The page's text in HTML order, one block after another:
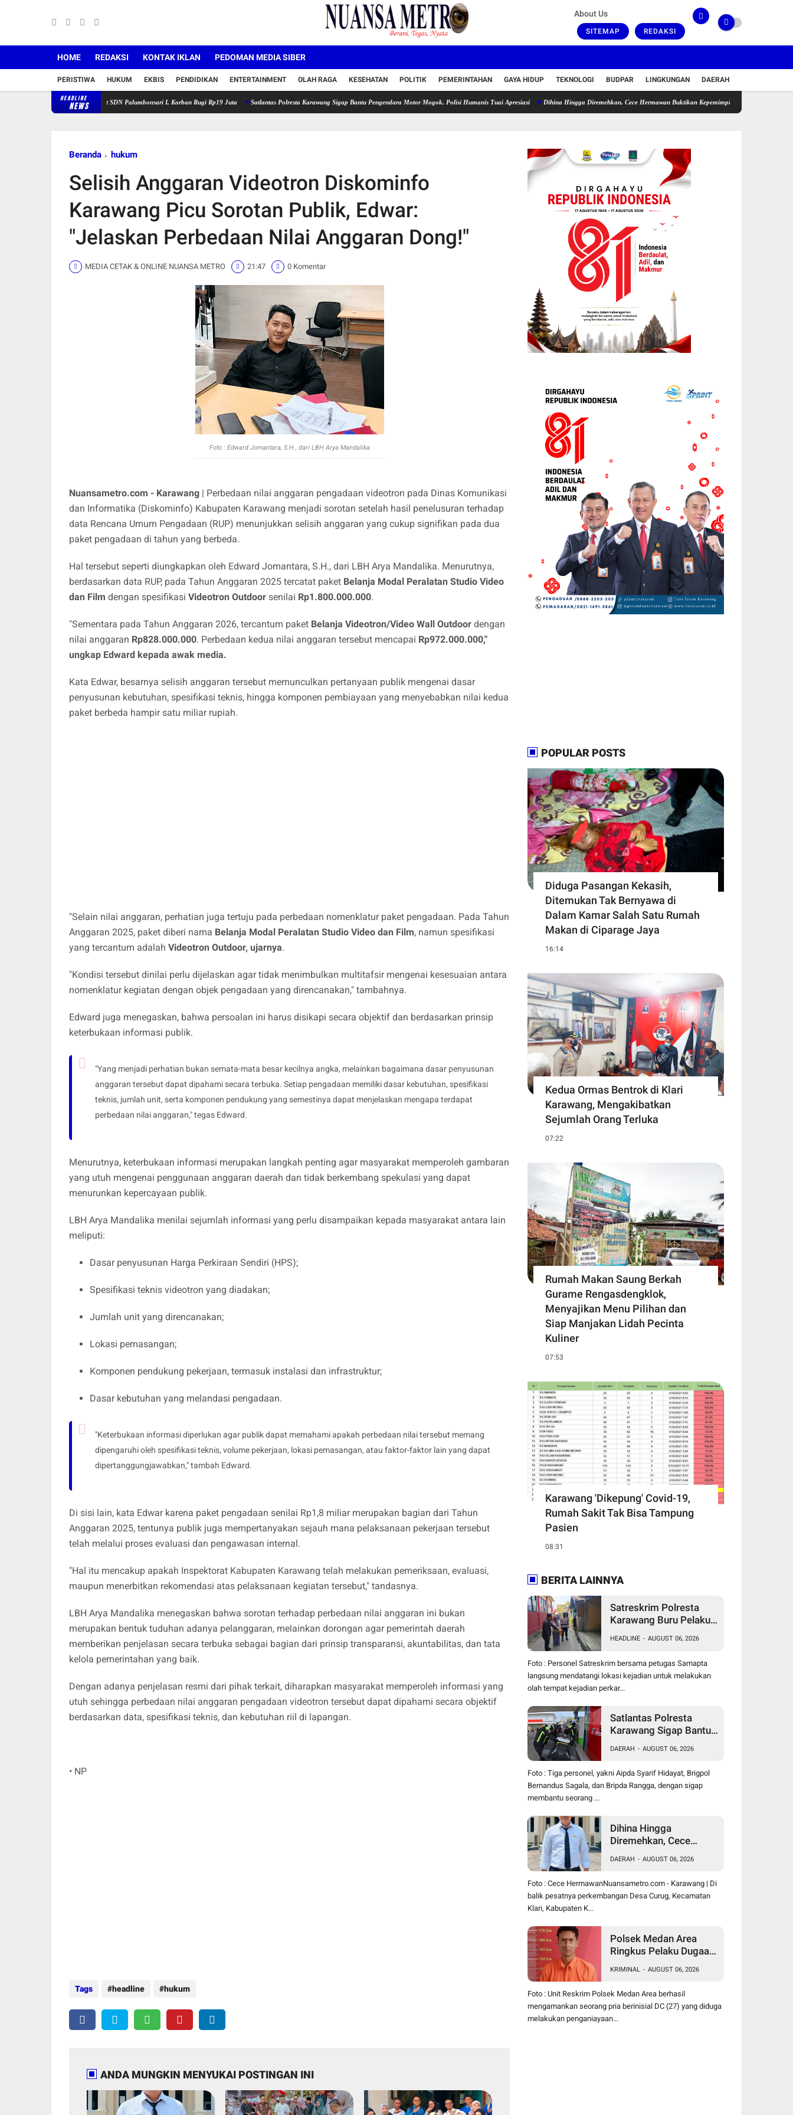
About Us
SITEMAP REDAKSI
HOME REDAKSI KONTAK IKLAN PEDOMAN MEDIA SIBER
PERISTIWA HUKUM EKBIS PENDIDIKAN ENTERTAINMENT OLAH RAGA KESEHATAN POLITIK PEMERINTAHAN GAYA HIDUP TEKNOLOGI BUDPAR LINGKUNGAN DAERAH
HEADLINE
NEWS
Curanmor di Dekat SDN Palumbonsari I, Korban Rugi Rp19 Juta Satlantas Polresta Karawang Sigap Bantu Pengendara Motor Mogok, Polisi Humanis Tuai Apresiasi Dihina Hingga Diremehkan, Cece Hermawan Buktikan Kepemimpinan Humanis Bangun Desa
Beranda hukum
Selisih Anggaran Videotron Diskominfo
Karawang Picu Sorotan Publik, Edwar:
"Jelaskan Perbedaan Nilai Anggaran Dong!"
MEDIA CETAK & ONLINE NUANSA METRO 21:47 0 Komentar
Foto : Edward Jomantara, S.H., dari LBH Arya Mandalika
Nuansametro.com - Karawang | Perbedaan nilai anggaran pengadaan videotron pada Dinas Komunikasi
dan Informatika (Diskominfo) Kabupaten Karawang menjadi sorotan setelah hasil penelusuran terhadap
data Rencana Umum Pengadaan (RUP) menunjukkan selisih anggaran yang cukup signifikan pada dua
paket pengadaan di tahun yang berbeda.
Hal tersebut seperti diungkapkan oleh Edward Jomantara, S.H., dari LBH Arya Mandalika. Menurutnya,
berdasarkan data RUP, pada Tahun Anggaran 2025 tercatat paket Belanja Modal Peralatan Studio Video
dan Film dengan spesifikasi Videotron Outdoor senilai Rp1.800.000.000.
"Sementara pada Tahun Anggaran 2026, tercantum paket Belanja Videotron/Video Wall Outdoor dengan
nilai anggaran Rp828.000.000. Perbedaan kedua nilai anggaran tersebut mencapai Rp972.000.000,"
ungkap Edward kepada awak media.
Kata Edwar, besarnya selisih anggaran tersebut memunculkan pertanyaan publik mengenai dasar
penyusunan kebutuhan, spesifikasi teknis, hingga komponen pembiayaan yang menyebabkan nilai kedua
paket berbeda hampir satu miliar rupiah.
"Selain nilai anggaran, perhatian juga tertuju pada perbedaan nomenklatur paket pengadaan. Pada Tahun
Anggaran 2025, paket diberi nama Belanja Modal Peralatan Studio Video dan Film, namun spesifikasi
yang tercantum adalah Videotron Outdoor, ujarnya.
"Kondisi tersebut dinilai perlu dijelaskan agar tidak menimbulkan multitafsir mengenai kesesuaian antara
nomenklatur kegiatan dengan objek pengadaan yang direncanakan," tambahnya.
Edward juga menegaskan, bahwa persoalan ini harus disikapi secara objektif dan berdasarkan prinsip
keterbukaan informasi publik.
"Yang menjadi perhatian bukan semata-mata besar kecilnya angka, melainkan bagaimana dasar penyusunan
anggaran tersebut dapat dipahami secara terbuka. Setiap pengadaan memiliki dasar kebutuhan, spesifikasi
teknis, jumlah unit, serta komponen pendukung yang semestinya dapat menjelaskan mengapa terdapat
perbedaan nilai anggaran," tegas Edward.
Menurutnya, keterbukaan informasi merupakan langkah penting agar masyarakat memperoleh gambaran
yang utuh mengenai penggunaan anggaran daerah dan tidak berkembang spekulasi yang dapat
menurunkan kepercayaan publik.
LBH Arya Mandalika menilai sejumlah informasi yang perlu disampaikan kepada masyarakat antara lain
meliputi:
Dasar penyusunan Harga Perkiraan Sendiri (HPS);
Spesifikasi teknis videotron yang diadakan;
Jumlah unit yang direncanakan;
Lokasi pemasangan;
Komponen pendukung pekerjaan, termasuk instalasi dan infrastruktur;
Dasar kebutuhan yang melandasi pengadaan.
"Keterbukaan informasi diperlukan agar publik dapat memahami apakah perbedaan nilai tersebut memang
dipengaruhi oleh spesifikasi teknis, volume pekerjaan, lokasi pemasangan, atau faktor-faktor lain yang dapat
dipertanggungjawabkan," tambah Edward.
Di sisi lain, kata Edwar karena paket pengadaan senilai Rp1,8 miliar merupakan bagian dari Tahun
Anggaran 2025, tentunya publik juga mempertanyakan sejauh mana pelaksanaan pekerjaan tersebut
telah melalui proses evaluasi dan pengawasan internal.
"Hal itu mencakup apakah Inspektorat Kabupaten Karawang telah melakukan pemeriksaan, evaluasi,
maupun menerbitkan rekomendasi atas pelaksanaan kegiatan tersebut," tandasnya.
LBH Arya Mandalika menegaskan bahwa sorotan terhadap perbedaan nilai anggaran ini bukan
merupakan bentuk tuduhan adanya pelanggaran, melainkan dorongan agar pemerintah daerah
memberikan penjelasan secara terbuka sebagai bagian dari prinsip transparansi, akuntabilitas, dan tata
kelola pemerintahan yang baik.
Dengan adanya penjelasan resmi dari pihak terkait, diharapkan masyarakat memperoleh informasi yang
utuh sehingga perbedaan nilai anggaran pengadaan videotron tersebut dapat dipahami secara objektif
berdasarkan data, spesifikasi teknis, dan kebutuhan riil di lapangan.
• NP
Tags headline hukum
ANDA MUNGKIN MENYUKAI POSTINGAN INI
POPULAR POSTS
Diduga Pasangan Kekasih,
Ditemukan Tak Bernyawa di
Dalam Kamar Salah Satu Rumah
Makan di Ciparage Jaya
16:14
Kedua Ormas Bentrok di Klari
Karawang, Mengakibatkan
Sejumlah Orang Terluka
07:22
Rumah Makan Saung Berkah
Gurame Rengasdengklok,
Menyajikan Menu Pilihan dan
Siap Manjakan Lidah Pecinta
Kuliner
07:53
Karawang 'Dikepung' Covid-19,
Rumah Sakit Tak Bisa Tampung
Pasien
08:31
BERITA LAINNYA
Satreskrim Polresta
Karawang Buru Pelaku
Palumbonsari I, Korban
Rugi Rp19 Juta
HEADLINE - AUGUST 06, 2026
Foto : Personel Satreskrim bersama petugas Samapta
langsung mendatangi lokasi kejadian untuk melakukan
olah tempat kejadian perkar...
Satlantas Polresta
Karawang Sigap Bantu
Mogok, Polisi Humanis
Tuai Apresiasi
DAERAH - AUGUST 06, 2026
Foto : Tiga personel, yakni Aipda Syarif Hidayat, Brigpol
Bernandus Sagala, dan Bripda Rangga, dengan sigap
membantu seorang ...
Dihina Hingga
Diremehkan, Cece
Kepemimpinan
Humanis Bangun Desa
Curug
DAERAH - AUGUST 06, 2026
Foto : Cece HermawanNuansametro.com - Karawang | Di
balik pesatnya perkembangan Desa Curug, Kecamatan
Klari, Kabupaten K...
Polsek Medan Area
Ringkus Pelaku Dugaan
Depan SPBU Jalan
Denai, Korban Alami
Luka Memar
KRIMINAL - AUGUST 06, 2026
Foto : Unit Reskrim Polsek Medan Area berhasil
mengamankan seorang pria berinisial DC (27) yang diduga
melakukan penganiayaan...